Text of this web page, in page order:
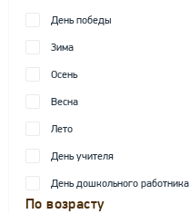
День победы
Зима
Осень
Весна
Лето
День учителя
День дошкольного работника
По возрасту